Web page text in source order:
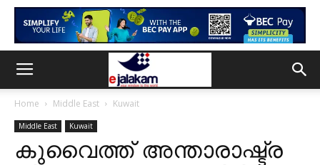
Home Middle East Kuwait
Middle East Kuwait
കുവൈത്ത് അന്താരാഷ്ട്ര